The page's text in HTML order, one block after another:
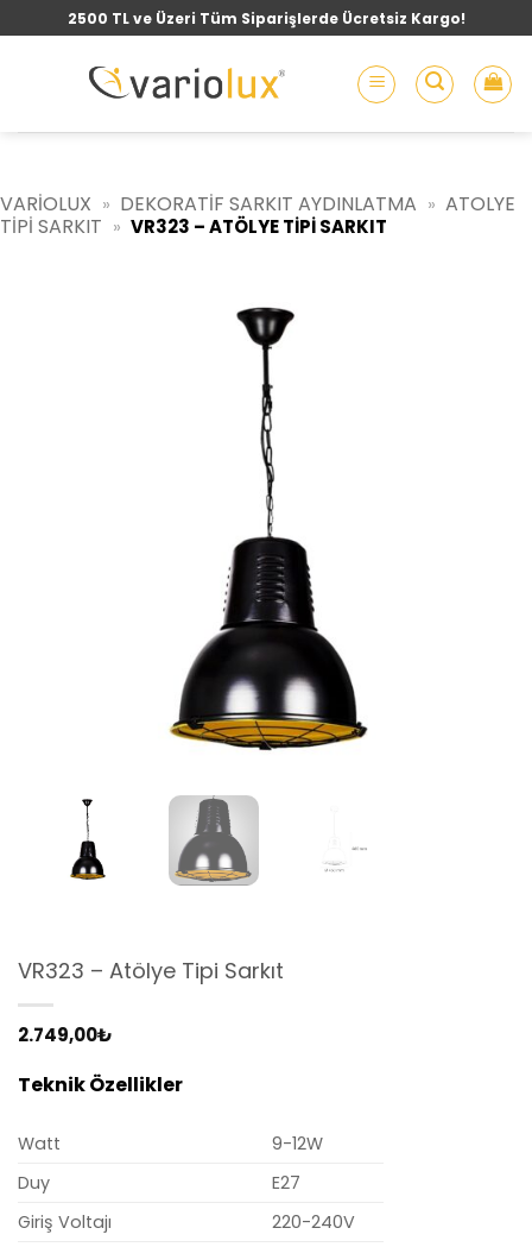
atla
2500 TL ve Üzeri Tüm Siparişlerde Ücretsiz Kargo!
VARIOLUX » DEKORATIF SARKIT AYDINLATMA » ATOLYE
TIPI SARKIT » VR323 – ATÖLYE TIPI SARKIT
VR323 – Atölye Tipi Sarkıt
2.749,00₺
Teknik Özellikler
Watt
9-12W
Duy
E27
Giriş Voltajı
220-240V